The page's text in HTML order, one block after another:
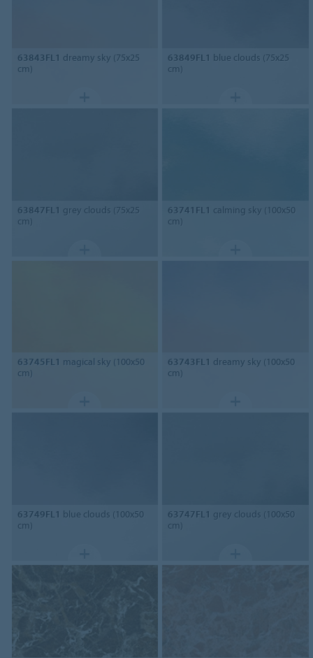
63843FL1 dreamy sky (75x25
cm)
63849FL1 blue clouds (75x25
cm)
63847FL1 grey clouds (75x25
cm)
63741FL1 calming sky (100x50
cm)
63745FL1 magical sky (100x50
cm)
63743FL1 dreamy sky (100x50
cm)
63749FL1 blue clouds (100x50
cm)
63747FL1 grey clouds (100x50
cm)